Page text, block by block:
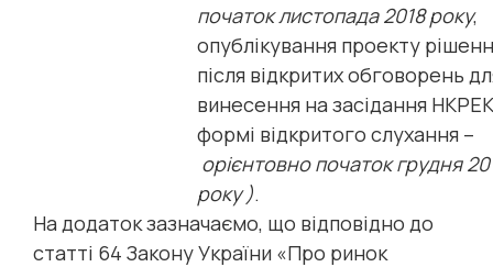
початок листопада 2018 року,
опублікування проекту
після відкритих обговорень
винесення на засідання
формі відкритого слухання –
орієнтовно початок грудня
року ).
На додаток зазначаємо, що відповідно до
статті 64 Закону України «Про ринок